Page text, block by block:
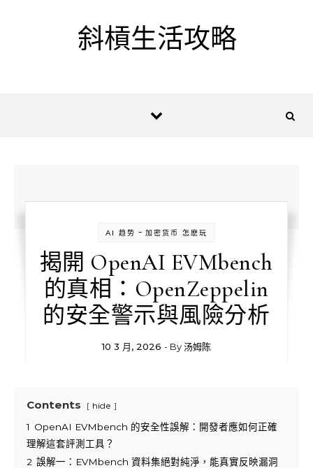
斜槓生活攻略
AI 趋势 - 加密货币 怎麽玩
揭開 OpenAI EVMbench
的真相：OpenZeppelin
的安全警示與風險分析
10 3 月, 2026 - By汤姆陈
Contents hide
1 OpenAI EVMbench 的安全性誤解：開發者應如何正確
理解這套評測工具？
2 誤解一：EVMbench 資料集絕對純淨，能真實反映漏洞